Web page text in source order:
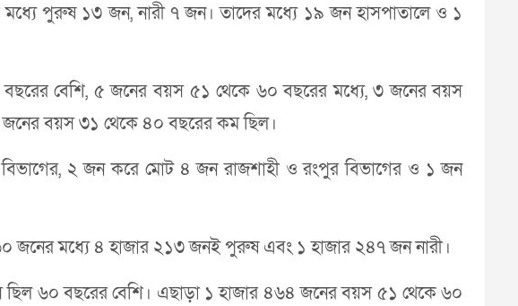
মধ্যে পুরুষ ১৩ জন, নারী ৭ জন। তাদের মধ্যে ১৯ জন হাসপাতালে ও ১
বেশি, ৫ জনের বয়স ৫১ থেকে ৬০ বছরের মধ্যে, ৩ জনের বয়স
বয়স ৩১ থেকে ৪০ বছরের কম ছিল।
বিভাগের, ২ জন করে মোট ৪ জন রাজশাহী ও রংপুর বিভাগের ও ১ জন
জনের মধ্যে ৪ হাজার ২১৩ জনই পুরুষ এবং ১ হাজার ২৪৭ জন নারী।
৬০ বছরের বেশি। এছাড়া ১ হাজার ৪৬৪ জনের বয়স ৫১ থেকে ৬০